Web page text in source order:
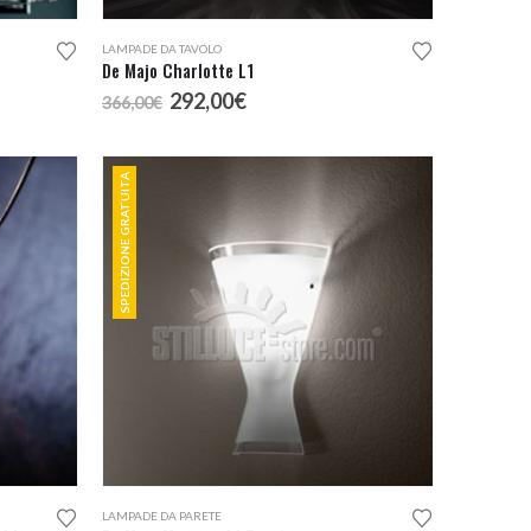
LAMPADE DA TAVOLO
De Majo Charlotte L1
366,00€ Il
prezzo
era:
292,00€Il
è:
292,00€.
SPEDIZIONE GRATUITA
LAMPADE DA PARETE